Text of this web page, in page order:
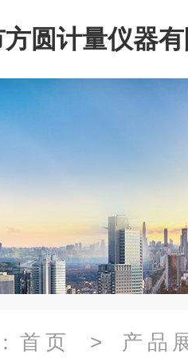
圆计量仪器
首页 > 产品